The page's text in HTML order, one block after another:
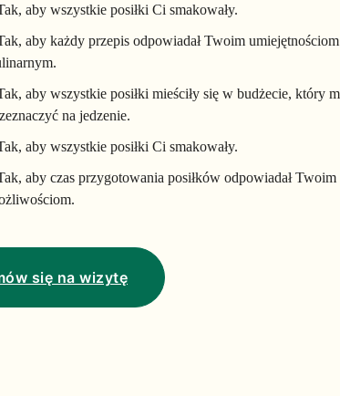
aby wszystkie posiłki Ci smakowały.
aby każdy przepis odpowiadał Twoim umiejętnościom
aby wszystkie posiłki mieściły się w budżecie, który
na jedzenie.
aby wszystkie posiłki Ci smakowały.
aby czas przygotowania posiłków odpowiadał Twoim
się na wizytę